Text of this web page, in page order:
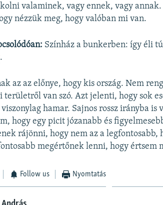
valaminek, vagy ennek, vagy
nézzük meg, hogy valóban mi van.
Színház a bunkerben: így éli
.
az az előnye, hogy kis ország. Nem
területről van szó. Azt jelenti, hogy sok
hamar. Sajnos rossz irányba is
hogy egy picit józanabb és
rájönni, hogy nem az a legfontosabb,
megértőnek lenni, hogy értsem
Follow us Nyomtatás